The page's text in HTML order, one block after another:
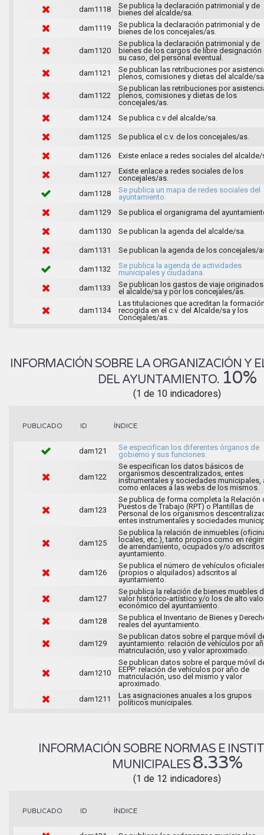
dam1118
Se publica la declaración patrimonial y de
bienes del alcalde/sa.
dam1119
Se publica la declaración patrimonial y de
bienes de los concejales/as.
dam1120
Se publica la declaración patrimonial y de
bienes de los cargos de libre designación
su caso, del personal eventual.
dam1121
Se publican las retribuciones por
plenos, comisiones y dietas del alcalde/
dam1122
Se publican las retribuciones por
plenos, comisiones y dietas de los
concejales/as.
dam1124
Se publica c.v del alcalde/sa.
dam1125 Se publica el c.v. de los concejales/as.
dam1126 Existe enlace a redes sociales del alcalde/
dam1127
Existe enlace a redes sociales de los
concejales/as.
dam1128
Se publica un mapa de redes sociales del
ayuntamiento.
dam1129
Se publica el organigrama del
dam1130 Se publican la agenda del alcalde/sa.
dam1131 Se publican la agenda de los concejales/
dam1132
Se publica la agenda de actividades
municipales y ciudadana.
dam1133
Se publican los gastos de viaje
el alcalde/sa y por los concejales/as.
dam1134
Las titulaciones que acreditan la
recogida en el c.v. del Alcalde/sa y los
Concejales/as.
INFORMACIÓN SOBRE LA ORGANIZACIÓN Y
DEL AYUNTAMIENTO. 10%
(1 de 10 indicadores)
PUBLICADO ID ÍNDICE
dam121
Se especifican los diferentes órganos de
gobierno y sus funciones.
dam122
Se especifican los datos básicos de
organismos descentralizados, entes
instrumentales y sociedades municipales,
como enlaces a las webs de los mismos.
dam123
Se publica de forma completa la Relación
Puestos de Trabajo (RPT) o Plantillas de
Personal de los organismos
entes instrumentales y sociedades
dam125
Se publica la relación de inmuebles
locales, etc.), tanto propios como en
de arrendamiento, ocupados y/o
ayuntamiento.
dam126
Se publica el número de vehículos
(propios o alquilados) adscritos al
ayuntamiento.
dam127
Se publica la relación de bienes muebles
valor histórico-artístico y/o los de alto
económico del ayuntamiento.
dam128
Se publica el Inventario de Bienes y
reales del ayuntamiento.
dam129
Se publican datos sobre el parque móvil
ayuntamiento: relación de vehículos por
matriculación, uso y valor aproximado.
dam1210
Se publican datos sobre el parque móvil
EEPP: relación de vehículos por año de
matriculación, uso del mismo y valor
aproximado.
dam1211
Las asignaciones anuales a los grupos
políticos municipales.
INFORMACIÓN SOBRE NORMAS E
MUNICIPALES 8.33%
(1 de 12 indicadores)
PUBLICADO ID ÍNDICE